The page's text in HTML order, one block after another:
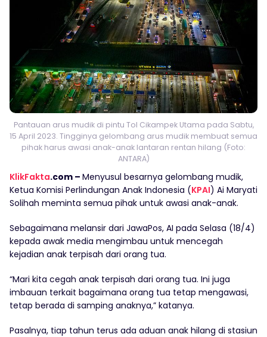
Pantauan arus mudik di pintu Tol Cikampek Utama pada Sabtu,
15 April 2023. Tingginya gelombang arus mudik membuat semua
pihak harus awasi anak-anak lantaran rentan hilang (Foto:
ANTARA)
KlikFakta.com – Menyusul besarnya gelombang mudik,
Ketua Komisi Perlindungan Anak Indonesia (KPAI) Ai Maryati
Solihah meminta semua pihak untuk awasi anak-anak.
Sebagaimana melansir dari JawaPos, AI pada Selasa (18/4)
kepada awak media mengimbau untuk mencegah
kejadian anak terpisah dari orang tua.
“Mari kita cegah anak terpisah dari orang tua. Ini juga
imbauan terkait bagaimana orang tua tetap mengawasi,
tetap berada di samping anaknya,” katanya.
Pasalnya, tiap tahun terus ada aduan anak hilang di stasiun